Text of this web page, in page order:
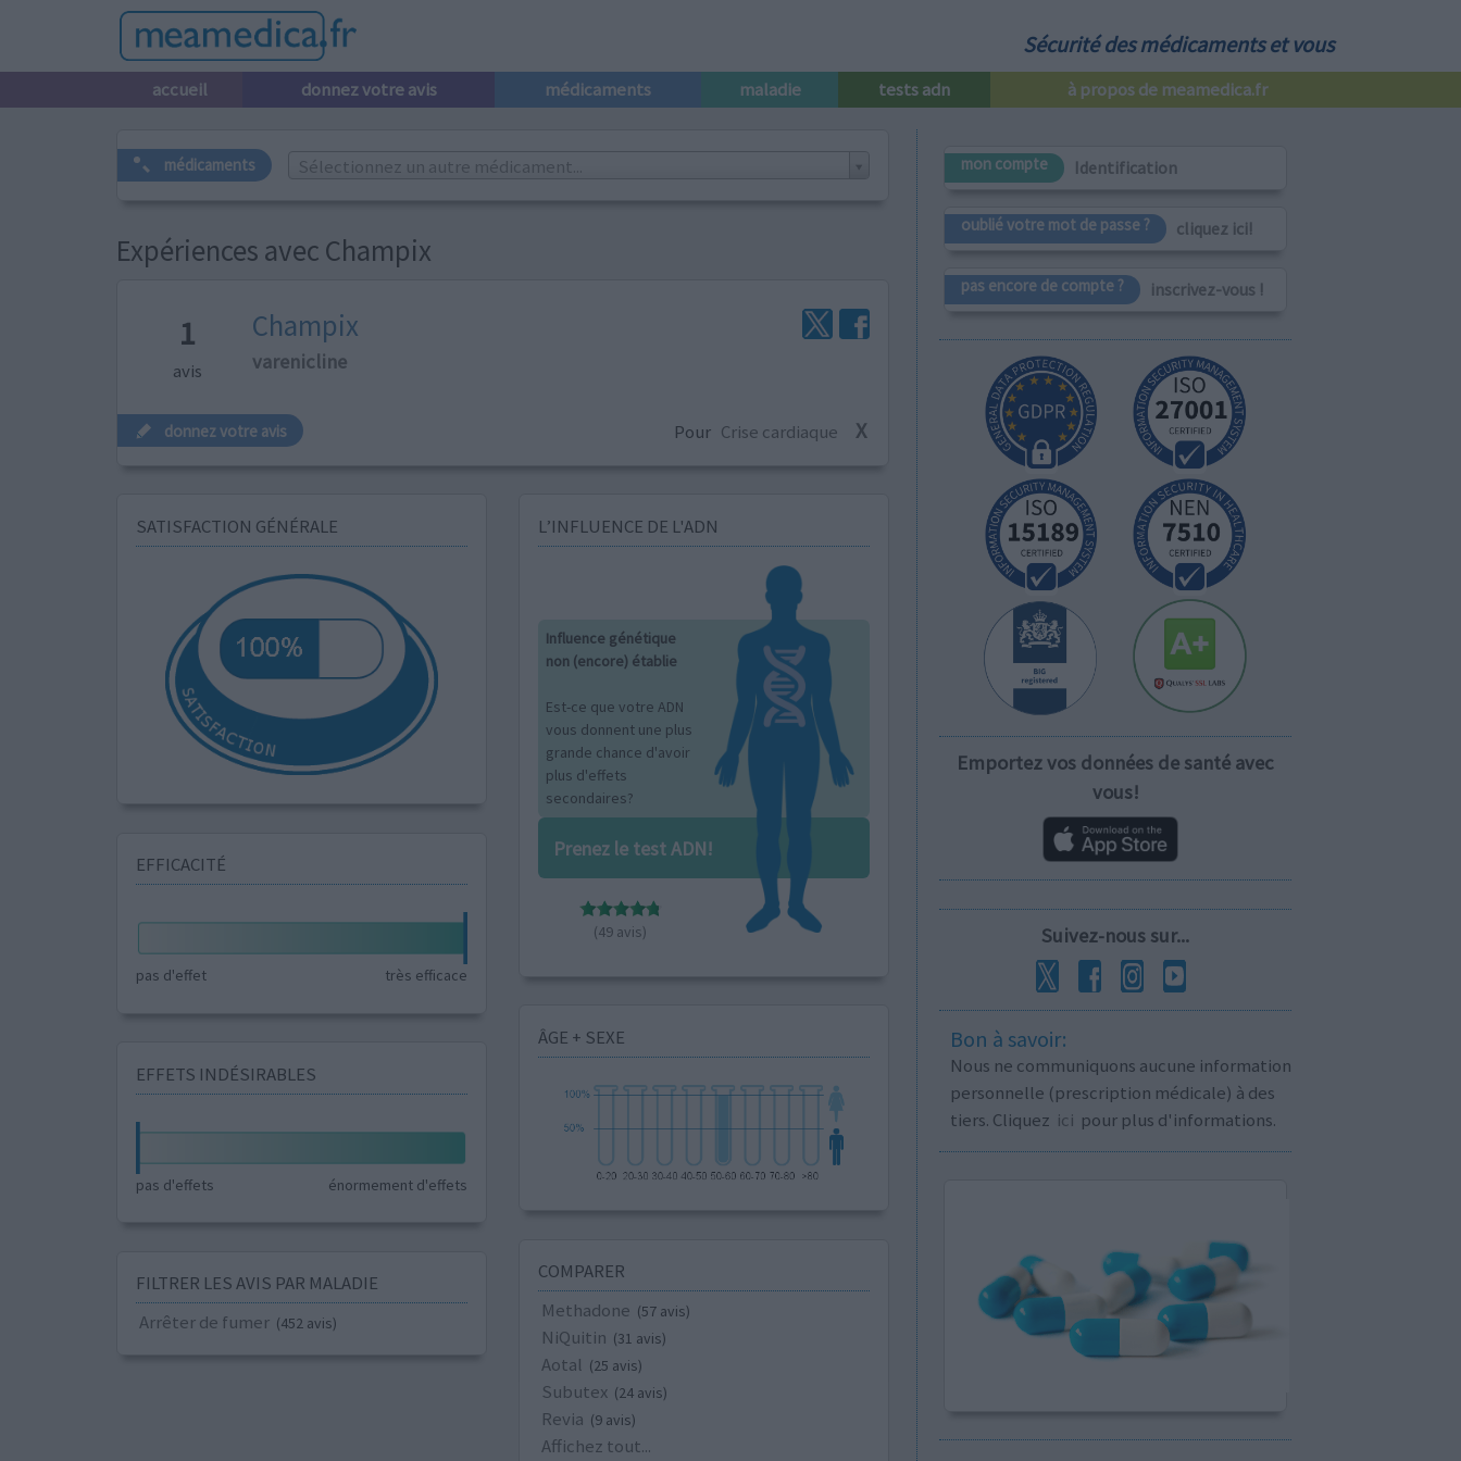
Sécurité des médicaments et vous
accueil donnez votre avis médicaments maladie tests adn à propos de meamedica.fr
médicaments Sélectionnez un autre médicament...
Expériences avec Champix
1
avis
Champix
varenicline
donnez votre avis Pour Crise cardiaque X
SATISFACTION GÉNÉRALE
EFFICACITÉ
pas d'effet très efficace
EFFETS INDÉSIRABLES
pas d'effets énormement d'effets
FILTRER LES AVIS PAR MALADIE
Arrêter de fumer (452 avis)
L’INFLUENCE DE L'ADN
Influence génétique
non (encore) établie
Est-ce que votre ADN
vous donnent une plus
grande chance d'avoir
plus d'effets
secondaires?
Prenez le test ADN!
(49 avis)
ÂGE + SEXE
COMPARER
Methadone (57 avis)
NiQuitin (31 avis)
Aotal (25 avis)
Subutex (24 avis)
Revia (9 avis)
Affichez tout...
mon compte Identification
oublié votre mot de passe ? cliquez ici!
pas encore de compte ? inscrivez-vous !
Emportez vos données de santé avec
vous!
Suivez-nous sur...
Bon à savoir:
Nous ne communiquons aucune information
personnelle (prescription médicale) à des
tiers. Cliquez ici pour plus d'informations.